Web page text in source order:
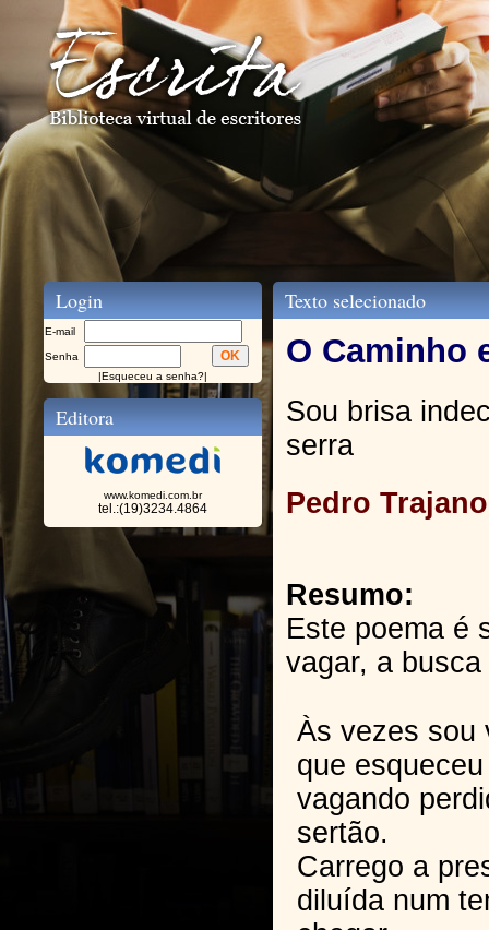
Login
E-mail
Senha
|Esqueceu a senha?|
Editora
www.komedi.com.br
tel.:(19)3234.4864
Texto selecionado
O Caminho
Sou brisa
serra
Pedro
Resumo:
Este poema é
vagar, a
Às vezes sou
que
vagando
sertão.
Carrego a
diluída num